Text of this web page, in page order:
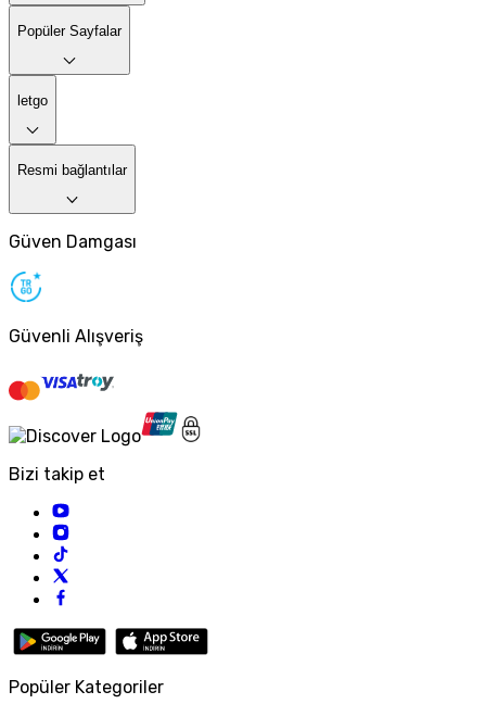
Popüler Sayfalar
letgo
Resmi bağlantılar
Güven Damgası
Güvenli Alışveriş
Bizi takip et
Popüler Kategoriler